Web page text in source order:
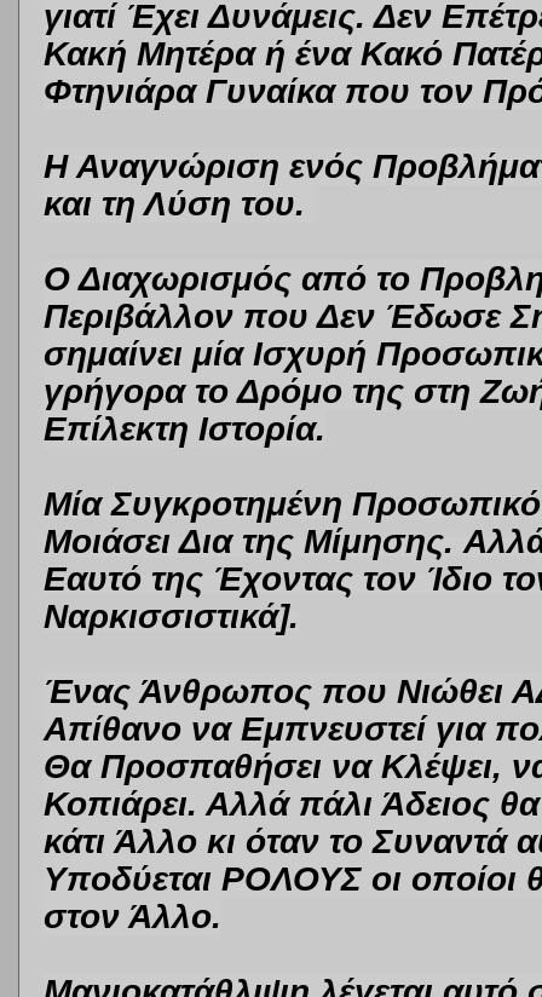
γιατί Έχει Δυνάμεις. Δεν
Κακή Μητέρα ή ένα Κακό
Φτηνιάρα Γυναίκα που τον
Η Αναγνώριση ενός
και τη Λύση του.
Ο Διαχωρισμός από το
Περιβάλλον που Δεν Έδωσε
σημαίνει μία Ισχυρή
γρήγορα το Δρόμο της στη
Επίλεκτη Ιστορία.
Μία Συγκροτημένη
Μοιάσει Δια της Μίμησης.
Εαυτό της Έχοντας τον Ίδιο
Ναρκισσιστικά].
Ένας Άνθρωπος που Νιώθει
Απίθανο να Εμπνευστεί για
Θα Προσπαθήσει να Κλέψει,
Κοπιάρει. Αλλά πάλι Άδειος
κάτι Άλλο κι όταν το Συναντά
Υποδύεται ΡΟΛΟΥΣ οι
στον Άλλο.